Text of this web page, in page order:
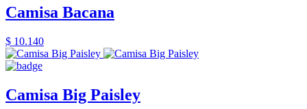
Camisa Bacana
$ 10.140
Camisa Big Paisley